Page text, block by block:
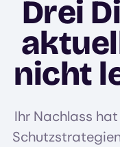
Drei
nicht
Ihr Nachlass